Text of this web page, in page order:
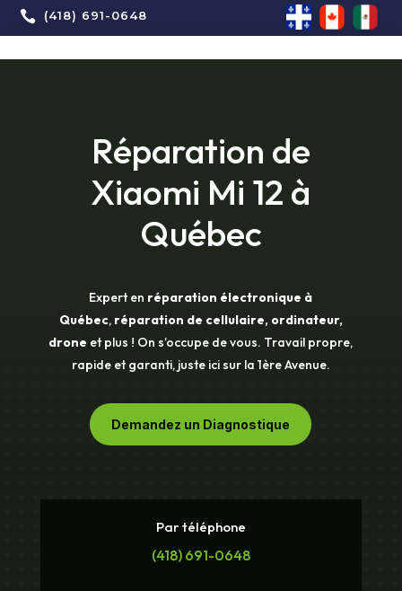
 (418) 691-0648
Réparation de
Xiaomi Mi 12 à
Québec
Expert en réparation électronique à
Québec, réparation de cellulaire, ordinateur,
drone et plus ! On s’occupe de vous. Travail propre,
rapide et garanti, juste ici sur la 1ère Avenue.
Demandez un Diagnostique
Par téléphone
(418) 691-0648